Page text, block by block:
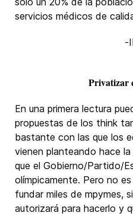
servicios médicos de
-
Privatizar
En una primera lectura
propuestas de los think
bastante con las que los
vienen planteando hace
que el Gobierno/Partido/
olímpicamente. Pero no
fundar miles de mpymes,
autorizará para hacerlo y